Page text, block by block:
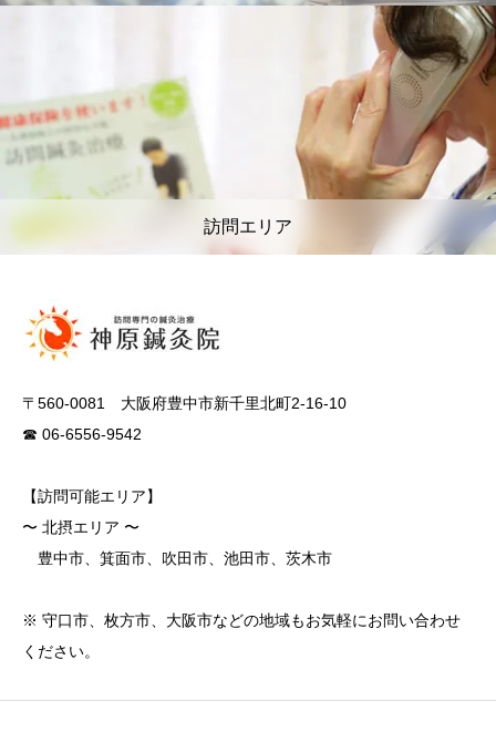
訪問エリア
〒560-0081 大阪府豊中市新千里北町2-16-10
☎ 06-6556-9542
【訪問可能エリア】
〜 北摂エリア 〜
豊中市、箕面市、吹田市、池田市、茨木市
※ 守口市、枚方市、大阪市などの地域もお気軽にお問い合わせ
ください。